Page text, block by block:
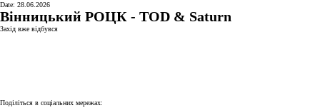
Date: 28.06.2026
Вінницький РОЦК - TOD & Saturn
Захід вже відбувся
Поділіться в соціальних мережах: